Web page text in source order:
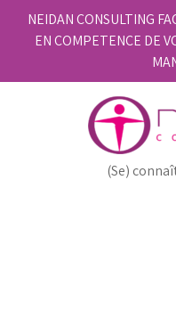
NEIDAN CONSULTING
EN COMPETENCE DE
(Se)